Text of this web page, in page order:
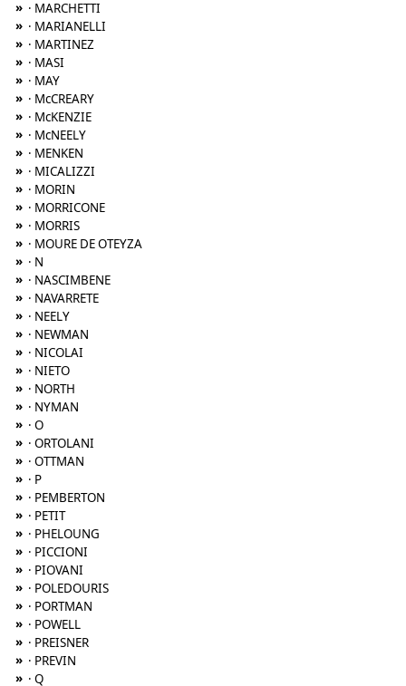
» · MARCHETTI
» · MARIANELLI
» · MARTINEZ
» · MASI
» · MAY
» · McCREARY
» · McKENZIE
» · McNEELY
» · MENKEN
» · MICALIZZI
» · MORIN
» · MORRICONE
» · MORRIS
» · MOURE DE OTEYZA
» · N
» · NASCIMBENE
» · NAVARRETE
» · NEELY
» · NEWMAN
» · NICOLAI
» · NIETO
» · NORTH
» · NYMAN
» · O
» · ORTOLANI
» · OTTMAN
» · P
» · PEMBERTON
» · PETIT
» · PHELOUNG
» · PICCIONI
» · PIOVANI
» · POLEDOURIS
» · PORTMAN
» · POWELL
» · PREISNER
» · PREVIN
» · Q